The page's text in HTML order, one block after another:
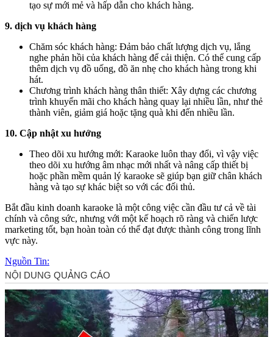
tạo sự mới mẻ và hấp dẫn cho khách hàng.
9. dịch vụ khách hàng
Chăm sóc khách hàng: Đảm bảo chất lượng dịch vụ, lắng
nghe phản hồi của khách hàng để cải thiện. Có thể cung cấp
thêm dịch vụ đồ uống, đồ ăn nhẹ cho khách hàng trong khi
hát.
Chương trình khách hàng thân thiết: Xây dựng các chương
trình khuyến mãi cho khách hàng quay lại nhiều lần, như thẻ
thành viên, giảm giá hoặc tặng quà khi đến nhiều lần.
10. Cập nhật xu hướng
Theo dõi xu hướng mới: Karaoke luôn thay đổi, vì vậy việc
theo dõi xu hướng âm nhạc mới nhất và nâng cấp thiết bị
hoặc phần mềm quản lý karaoke sẽ giúp bạn giữ chân khách
hàng và tạo sự khác biệt so với các đối thủ.
Bắt đầu kinh doanh karaoke là một công việc cần đầu tư cả về tài
chính và công sức, nhưng với một kế hoạch rõ ràng và chiến lược
marketing tốt, bạn hoàn toàn có thể đạt được thành công trong lĩnh
vực này.
Nguồn Tin: